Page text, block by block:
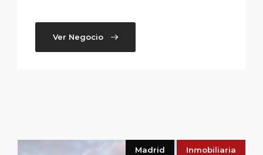
Ver Negocio
Madrid Inmobiliaria